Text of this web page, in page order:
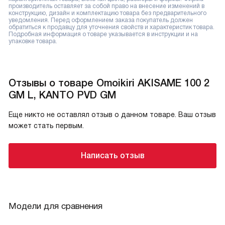
производитель оставляет за собой право на внесение изменений в
конструкцию, дизайн и комплектацию товара без предварительного
уведомления. Перед оформлением заказа покупатель должен
обратиться к продавцу для уточнения свойств и характеристик товара.
Подробная информация о товаре указывается в инструкции и на
упаковке товара.
Отзывы о товаре Omoikiri AKISAME 100 2
GM L, KANTO PVD GM
Еще никто не оставлял отзыв о данном товаре. Ваш отзыв
может стать первым.
Написать отзыв
Модели для сравнения